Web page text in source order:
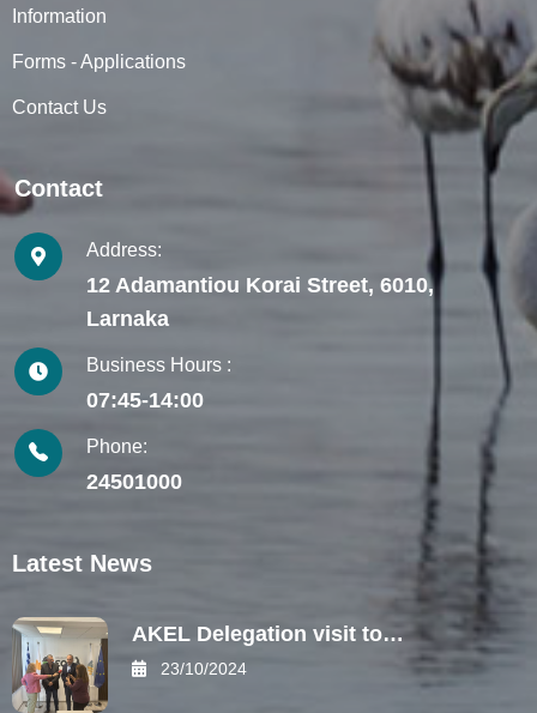
Information
Forms - Applications
Contact Us
Contact
Address:
12 Adamantiou Korai Street, 6010,
Larnaka
Business Hours :
07:45-14:00
Phone:
24501000
Latest News
AKEL Delegation visit to…
23/10/2024